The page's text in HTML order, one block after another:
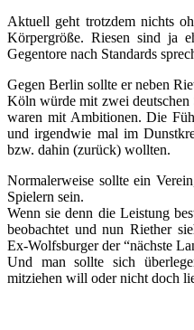
Aktuell geht trotzdem nichts
Körpergröße. Riesen sind ja
Gegentore nach Standards
Gegen Berlin sollte er neben
Köln würde mit zwei deutschen
waren mit Ambitionen. Die
und irgendwie mal im
bzw. dahin (zurück) wollten.
Normalerweise sollte ein
Spielern sein.
Wenn sie denn die Leistung
beobachtet und nun Riether
Ex-Wolfsburger der “nächste
Und man sollte sich
mitziehen will oder nicht doch